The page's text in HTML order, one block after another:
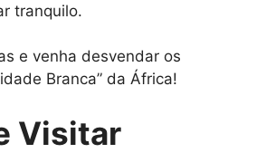
tranquilo.
e venha desvendar os
Branca” da África!
Visitar